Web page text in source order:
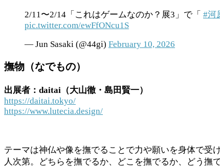
2/11〜2/14「これはゲームなのか？展3」で「 #河
pic.twitter.com/ewFfONcu1S
— Jun Sasaki (@44gi) February 10, 2026
撫物（なでもの）
出展者：daitai（大山徹・島田賢一）
https://daitai.tokyo/
https://www.lutecia.design/
テーマは神仏や像を撫でることで力や願いを身体で
人次第。どちらを撫でるか、どこを撫でるか、どう撫